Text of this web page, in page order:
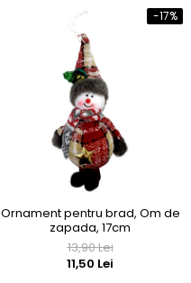
-17%
Ornament pentru brad, Om de
zapada, 17cm
13,90 Lei
11,50 Lei